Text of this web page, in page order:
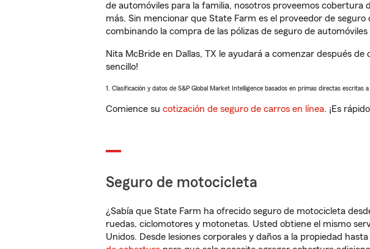
de automóviles para la familia, nosotros proveemos cobertura
más. Sin mencionar que State Farm es el proveedor de
combinando la compra de las pólizas de seguro de automóviles
Nita McBride en Dallas, TX le ayudará a comenzar después
sencillo!
1. Clasificación y datos de S&P Global Market Intelligence basados en primas directas escritas a
Comience su cotización de seguro de carros en línea. ¡Es
Seguro de motocicleta
¿Sabía que State Farm ha ofrecido seguro de motocicleta
ruedas, ciclomotores y motonetas. Usted obtiene el mismo
Unidos. Desde lesiones corporales y daños a la propiedad